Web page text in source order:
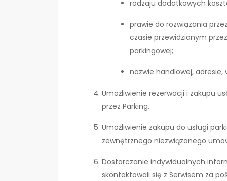
rodzaju dodatkowych
prawie do rozwiązania
czasie przewidzianym
parkingowej;
nazwie handlowej,
Umożliwienie rezerwacji i zakupu
przez Parking.
Umożliwienie zakupu do usługi
zewnętrznego niezwiązanego
Dostarczanie indywidualnych
skontaktowali się z Serwisem za